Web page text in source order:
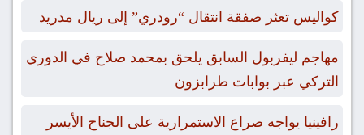
كواليس تعثر صفقة انتقال “رودري” إلى ريال مدريد
مهاجم ليفربول السابق يلحق بمحمد صلاح في الدوري
التركي عبر بوابات طرابزون
رافينيا يواجه صراع الاستمرارية على الجناح الأيسر